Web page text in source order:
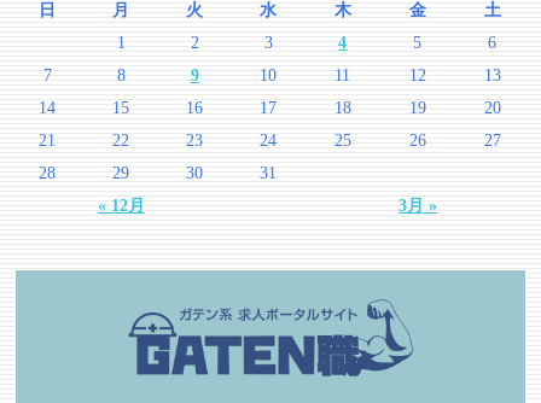
日 月 火 水 木 金 土
« 12月 3月 »
1 2 3 4 5
6
7
8 9 10 11 12
13
14
15 16 17 18 19
20
21
22 23 24 25 26
27
28
29 30 31